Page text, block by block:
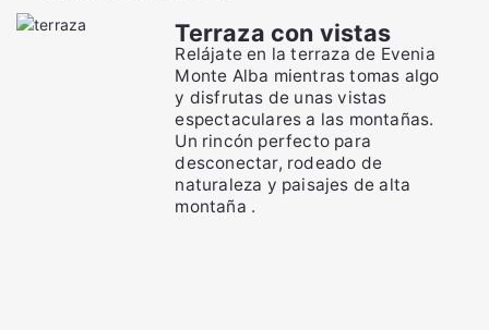
Terraza con vistas
Relájate en la terraza de Evenia
Monte Alba mientras tomas algo
y disfrutas de unas vistas
espectaculares a las montañas.
Un rincón perfecto para
desconectar, rodeado de
naturaleza y paisajes de alta
montaña .